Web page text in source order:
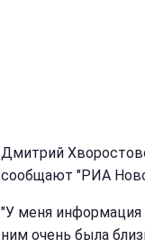
Дмитрий
сообщают "РИА
"У меня информация
ним очень была